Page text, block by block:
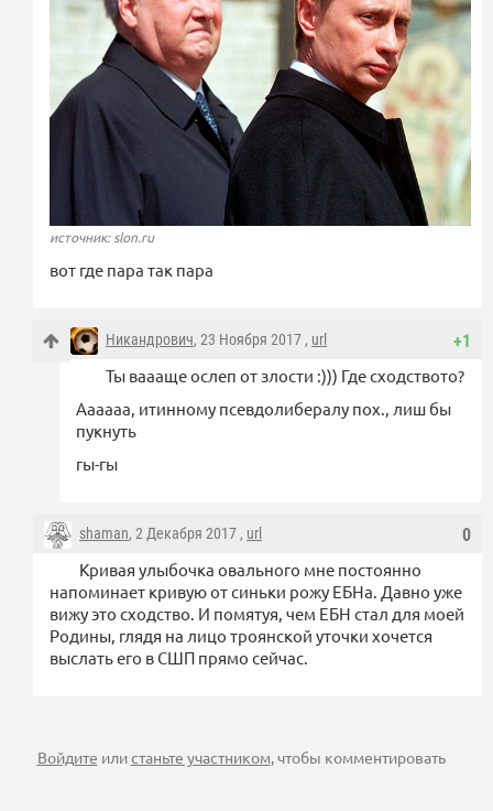
источник: slon.ru
вот где пара так пара
+1
Никандрович, 23 Ноября 2017 , url
Ты ваааще ослеп от злости :))) Где сходството?
Аааааа, итинному псевдолибералу пох., лиш бы
пукнуть
гы-гы
0
shaman, 2 Декабря 2017 , url
Кривая улыбочка овального мне постоянно
напоминает кривую от синьки рожу ЕБНа. Давно уже
вижу это сходство. И помятуя, чем ЕБН стал для моей
Родины, глядя на лицо троянской уточки хочется
выслать его в СШП прямо сейчас.
Войдите илистаньте участником, чтобы комментировать